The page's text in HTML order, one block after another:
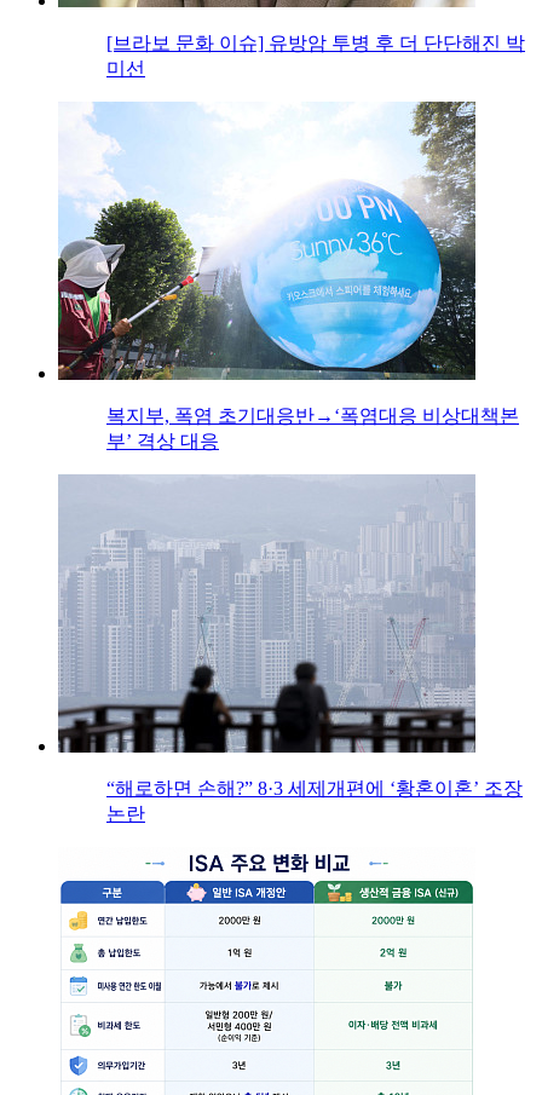
[브라보 문화 이슈] 유방암 투병 후 더 단단해진 박
미선
복지부, 폭염 초기대응반→‘폭염대응 비상대책본
부’ 격상 대응
“해로하면 손해?” 8·3 세제개편에 ‘황혼이혼’ 조장
논란